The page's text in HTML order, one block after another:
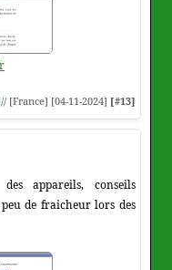
:// [France] [04-11-2024] [#13]
appareils, conseils
de fraicheur lors des